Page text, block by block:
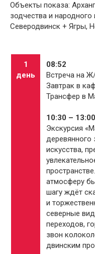
Объекты показа:
зодчества и
Северодвинск + Ягры,
1
день
08:52
Встреча на
Завтрак в
Трансфер в
10:30 – 13:00
Экскурсия
деревянного
искусства,
атмосферу
шагу ждёт
и
северные
переходов,
звон
двинским